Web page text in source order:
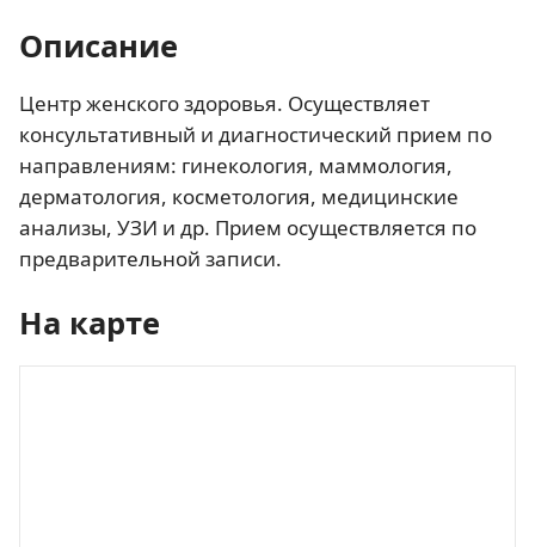
Описание
Центр женского здоровья. Осуществляет
консультативный и диагностический прием по
направлениям: гинекология, маммология,
дерматология, косметология, медицинские
анализы, УЗИ и др. Прием осуществляется по
предварительной записи.
На карте